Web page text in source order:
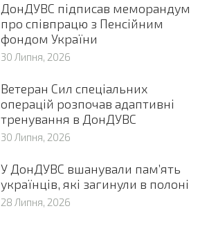
ДонДУВС підписав меморандум
про співпрацю з Пенсійним
фондом України
30 Липня, 2026
Ветеран Сил спеціальних
операцій розпочав адаптивні
тренування в ДонДУВС
30 Липня, 2026
У ДонДУВС вшанували пам’ять
українців, які загинули в полоні
28 Липня, 2026